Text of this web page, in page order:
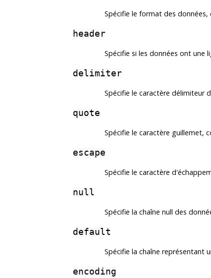
Spécifie le format des
header
Spécifie si les données ont
delimiter
Spécifie le caractère délimiteur
quote
Spécifie le caractère guillemet,
escape
Spécifie le caractère
null
Spécifie la chaîne null des
default
Spécifie la chaîne représentant
encoding